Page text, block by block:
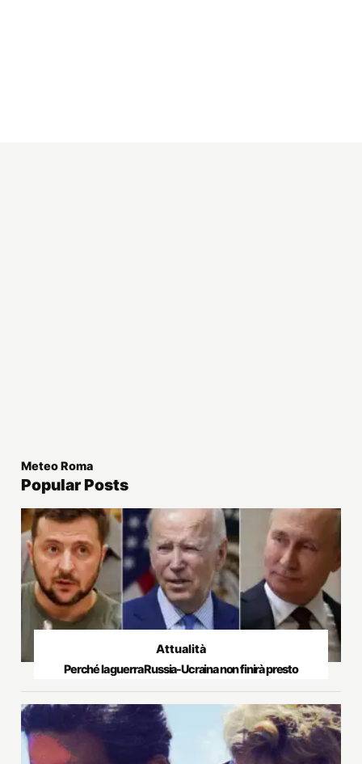
Meteo Roma
Popular Posts
Attualità
Perché la guerra Russia-Ucraina non finirà presto